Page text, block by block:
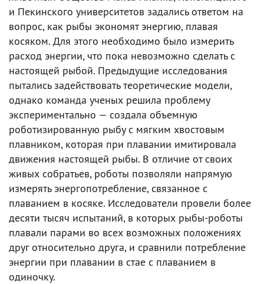
и Пекинского университетов задались ответом на
вопрос, как рыбы экономят энергию, плавая
косяком. Для этого необходимо было измерить
расход энергии, что пока невозможно сделать с
настоящей рыбой. Предыдущие исследования
пытались задействовать теоретические модели,
однако команда ученых решила проблему
экспериментально — создала объемную
роботизированную рыбу с мягким хвостовым
плавником, которая при плавании имитировала
движения настоящей рыбы. В отличие от своих
живых собратьев, роботы позволяли напрямую
измерять энергопотребление, связанное с
плаванием в косяке. Исследователи провели более
десяти тысяч испытаний, в которых рыбы-роботы
плавали парами во всех возможных положениях
друг относительно друга, и сравнили потребление
энергии при плавании в стае с плаванием в
одиночку.